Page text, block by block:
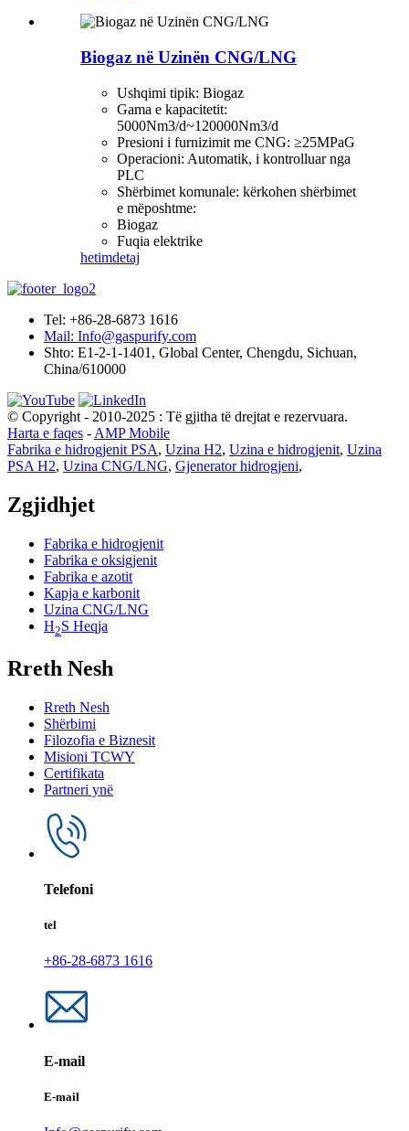
Biogaz në Uzinën CNG/LNG
Ushqimi tipik: Biogaz
Gama e kapacitetit:
5000Nm3/d~120000Nm3/d
Presioni i furnizimit me CNG: ≥25MPaG
Operacioni: Automatik, i kontrolluar nga
PLC
Shërbimet komunale: kërkohen shërbimet
e mëposhtme:
Biogaz
Fuqia elektrike
hetimdetaj
Tel: +86-28-6873 1616
Mail: Info@gaspurify.com
Shto: E1-2-1-1401, Global Center, Chengdu, Sichuan,
China/610000
© Copyright - 2010-2025 : Të gjitha të drejtat e rezervuara.
Harta e faqes - AMP Mobile
Fabrika e hidrogjenit PSA, Uzina H2, Uzina e hidrogjenit, Uzina
PSA H2, Uzina CNG/LNG, Gjenerator hidrogjeni,
Zgjidhjet
Fabrika e hidrogjenit
Fabrika e oksigjenit
Fabrika e azotit
Kapja e karbonit
Uzina CNG/LNG
H2S Heqja
Rreth Nesh
Rreth Nesh
Shërbimi
Filozofia e Biznesit
Misioni TCWY
Certifikata
Partneri ynë
Telefoni
tel
+86-28-6873 1616
E-mail
E-mail